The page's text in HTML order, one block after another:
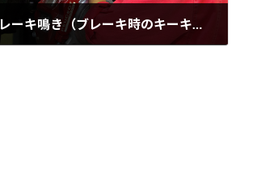
車のブレーキ鳴き（ブレーキ時のキーキー音）の原因と対処法